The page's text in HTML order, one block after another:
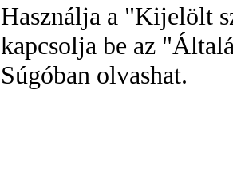
Használja a "Kijelölt
kapcsolja be az
Súgóban olvashat.